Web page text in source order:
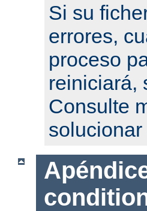
Si su
errores,
proceso
reiniciará,
Consulte